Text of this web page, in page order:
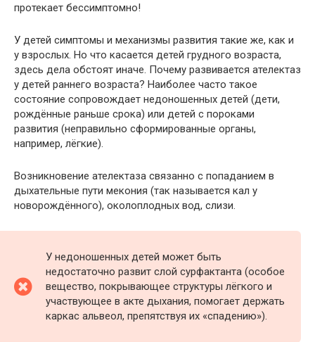
протекает бессимптомно!
У детей симптомы и механизмы развития такие же, как и
у взрослых. Но что касается детей грудного возраста,
здесь дела обстоят иначе. Почему развивается ателектаз
у детей раннего возраста? Наиболее часто такое
состояние сопровождает недоношенных детей (дети,
рождённые раньше срока) или детей с пороками
развития (неправильно сформированные органы,
например, лёгкие).
Возникновение ателектаза связанно с попаданием в
дыхательные пути мекония (так называется кал у
новорождённого), околоплодных вод, слизи.
У недоношенных детей может быть
недостаточно развит слой сурфактанта (особое
вещество, покрывающее структуры лёгкого и
участвующее в акте дыхания, помогает держать
каркас альвеол, препятствуя их «спадению»).